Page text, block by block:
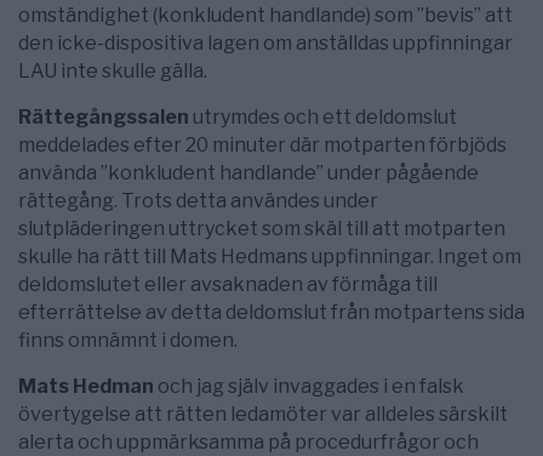
omständighet (konkludent handlande) som ”bevis” att
den icke-dispositiva lagen om anställdas uppfinningar
LAU inte skulle gälla.
Rättegångssalen utrymdes och ett deldomslut
meddelades efter 20 minuter där motparten förbjöds
använda ”konkludent handlande” under pågående
rättegång. Trots detta användes under
slutpläderingen uttrycket som skäl till att motparten
skulle ha rätt till Mats Hedmans uppfinningar. Inget om
deldomslutet eller avsaknaden av förmåga till
efterrättelse av detta deldomslut från motpartens sida
finns omnämnt i domen.
Mats Hedman och jag själv invaggades i en falsk
övertygelse att rätten ledamöter var alldeles särskilt
alerta och uppmärksamma på procedurfrågor och